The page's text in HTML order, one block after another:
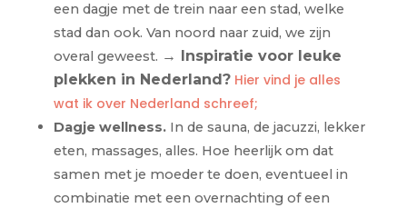
een dagje met de trein naar een stad, welke
stad dan ook. Van noord naar zuid, we zijn
overal geweest. → Inspiratie voor leuke
plekken in Nederland? Hier vind je alles
wat ik over Nederland schreef;
Dagje wellness.In de sauna, de jacuzzi, lekker
eten, massages, alles. Hoe heerlijk om dat
samen met je moeder te doen, eventueel in
combinatie met een overnachting of een